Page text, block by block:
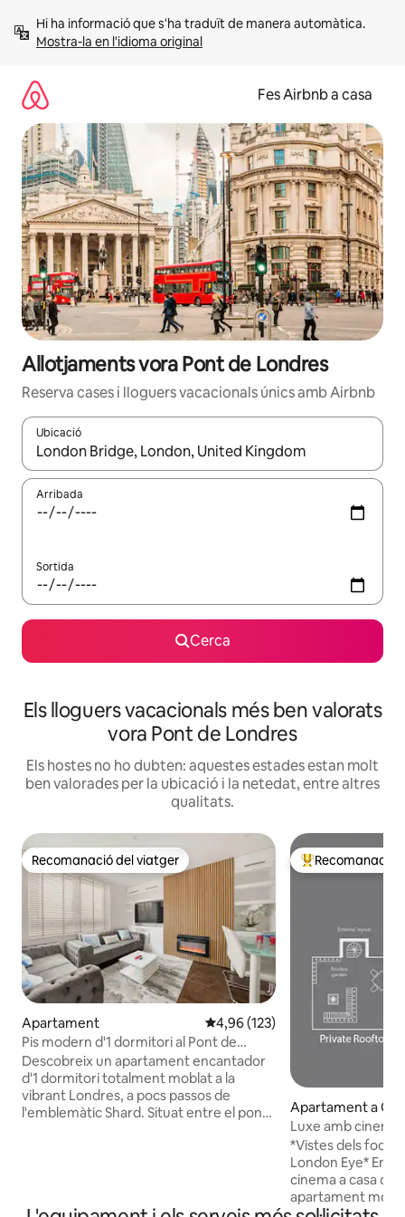
Mostra-la en l'idioma original
Fes Airbnb a casa
Allotjaments vora Pont de Londres
Reserva cases i lloguers vacacionals únics amb Airbnb
Ubicació
Quan els resultats estiguin disponibles, podràs navegar-hi a
Arribada
Sortida
Cerca
Els lloguers vacacionals més ben valorats
vora Pont de Londres
Els hostes no ho dubten: aquestes estades estan molt
ben valorades per la ubicació i la netedat, entre altres
qualitats.
Recomanació del viatger
Recomanació del viatger
Apartament 4,96 de puntuació mitjana d'un
4,96 (123)
Pis modern d'1 dormitori al Pont de
Londres
Descobreix un apartament encantador
d'1 dormitori totalment moblat a la
vibrant Londres, a pocs passos de
l'emblemàtic Shard. Situat entre el pont
Principals
Recomanació
Apartament a
sLuxe amb
sauna a la zona 1
*Vistes dels focs
London Eye* Enorme projector de
cinema a casa de
apartament